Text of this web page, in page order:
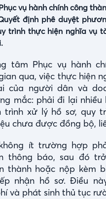
vụ hành chính công
định phê duyệt
trình thực hiện nghĩa vụ
tâm Phục vụ hành
qua, việc thực hiện
của người dân và
mắc: phải đi lại nhiều
trình xử lý hồ sơ, quy
chưa được đồng bộ,
ít trường hợp
thông báo, sau đó
thành hoặc nộp kèm
nhận hồ sơ. Điều
và phát sinh thủ tục